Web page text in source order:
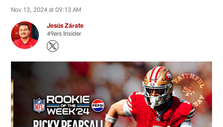
Nov 13, 2024 at 09:13 AM
Jesús Zárate
49ers Insider